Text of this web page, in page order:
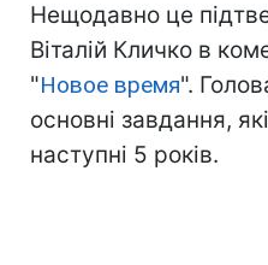
Нещодавно це
Віталій Кличко в
"Новое время".
основні завдання,
наступні 5 років.